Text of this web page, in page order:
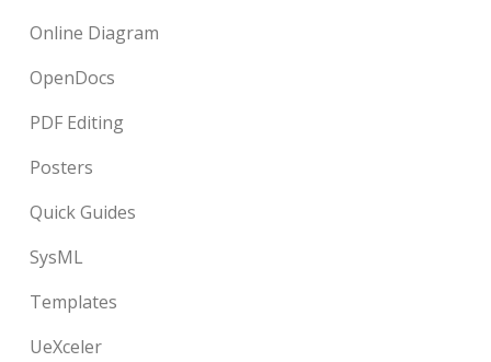
Online Diagram
OpenDocs
PDF Editing
Posters
Quick Guides
SysML
Templates
UeXceler